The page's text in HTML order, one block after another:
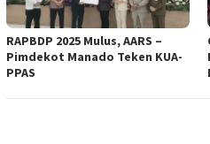
RAPBDP 2025 Mulus, AARS –
Pimdekot Manado Teken KUA-
PPAS